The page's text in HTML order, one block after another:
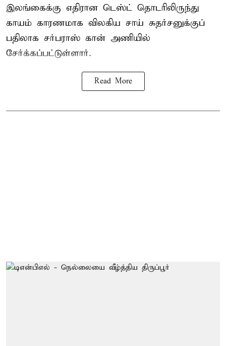
இலங்கைக்கு எதிரான டெஸ்ட் தொடரிலிருந்து
காயம் காரணமாக விலகிய சாய் சுதர்சனுக்குப்
பதிலாக சர்பராஸ் கான் அணியில்
சேர்க்கப்பட்டுள்ளார்.
Read More